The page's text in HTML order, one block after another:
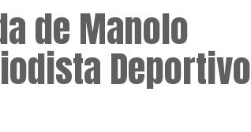
de Manolo
Deportivo